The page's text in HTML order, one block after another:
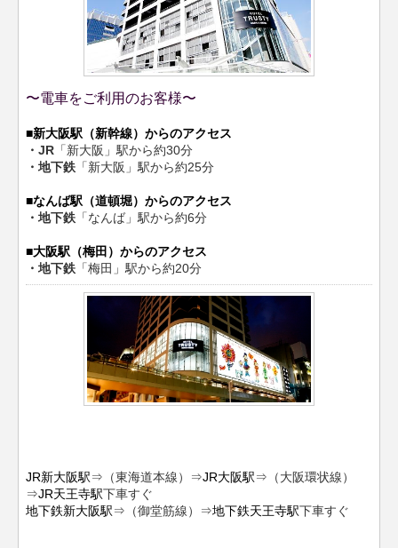
〜電車をご利用のお客様〜
■新大阪駅（新幹線）からのアクセス
・JR 「新大阪」駅から約30分
・地下鉄 「新大阪」駅から約25分
■なんば駅（道頓堀）からのアクセス
・地下鉄 「なんば」駅から約6分
■大阪駅（梅田）からのアクセス
・地下鉄 「梅田」駅から約20分
JR新大阪駅⇒（東海道本線）⇒JR大阪駅⇒（大阪環状線）
⇒JR天王寺駅下車すぐ
地下鉄新大阪駅⇒（御堂筋線）⇒地下鉄天王寺駅下車すぐ